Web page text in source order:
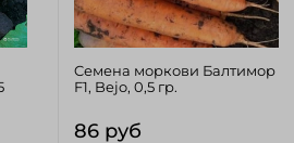
Cемена моркови Балтимор
F1, Bejo, 0,5 гр.
86 руб